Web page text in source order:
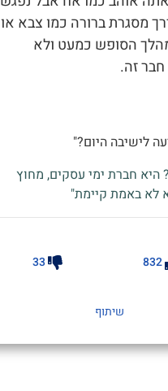
מסגרת ברורה כמו צבא או
הסופש כמעט ולא
זה.
לישיבה היום?"
היא חברת ימי עסקים, מחוץ
לא באמת קיימת"
832
33
שיתוף